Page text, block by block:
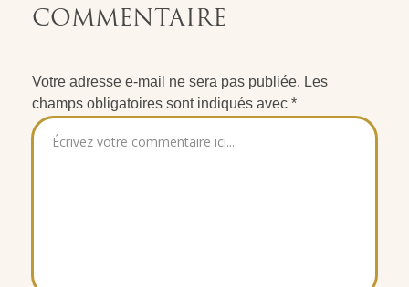
COMMENTAIRE
Votre adresse e-mail ne sera pas publiée. Les
champs obligatoires sont indiqués avec *